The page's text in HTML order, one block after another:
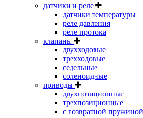
датчики и реле
датчики температуры
реле давления
реле протока
клапаны
двухходовые
трехходовые
седельные
соленоидные
приводы
двухпозиционные
трехпозиционные
с возвратной пружиной